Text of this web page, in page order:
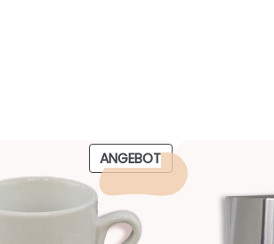
ANGEBOTPRODUKT
IM
ANGEBOT